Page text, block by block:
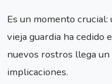
Es un momento
vieja guardia ha cedido
nuevos rostros llega
implicaciones.